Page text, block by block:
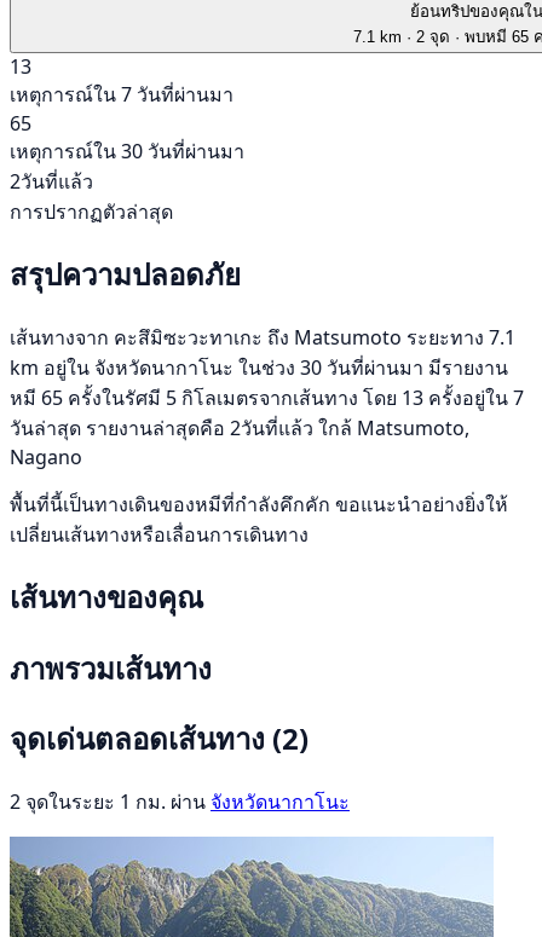
ย้อนทริปของคุณใ
7.1 km · 2 จุด · พบหมี 65
13
เหตุการณ์ใน 7 วันที่ผ่านมา
65
เหตุการณ์ใน 30 วันที่ผ่านมา
2วันที่แล้ว
การปรากฏตัวล่าสุด
สรุปความปลอดภัย
เส้นทางจาก คะสึมิซะวะทาเกะ ถึง Matsumoto ระยะทาง 7.1
km อยู่ใน จังหวัดนากาโนะ ในช่วง 30 วันที่ผ่านมา มีรายงาน
หมี 65 ครั้งในรัศมี 5 กิโลเมตรจากเส้นทาง โดย 13 ครั้งอยู่ใน 7
วันล่าสุด รายงานล่าสุดคือ 2วันที่แล้ว ใกล้ Matsumoto,
Nagano
พื้นที่นี้เป็นทางเดินของหมีที่กำลังคึกคัก ขอแนะนำอย่างยิ่งให้
เปลี่ยนเส้นทางหรือเลื่อนการเดินทาง
เส้นทางของคุณ
ภาพรวมเส้นทาง
จุดเด่นตลอดเส้นทาง (2)
2 จุดในระยะ 1 กม. ผ่าน จังหวัดนากาโนะ